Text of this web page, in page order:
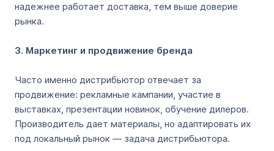
надежнее работает доставка, тем выше доверие
рынка.
3. Маркетинг и продвижение бренда
Часто именно дистрибьютор отвечает за
продвижение: рекламные кампании, участие в
выставках, презентации новинок, обучение дилеров.
Производитель дает материалы, но адаптировать их
под локальный рынок — задача дистрибьютора.